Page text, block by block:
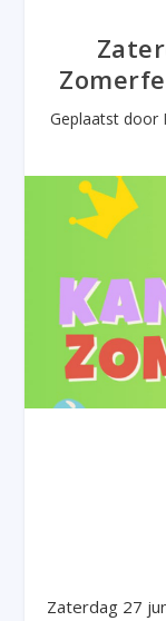
Geplaatst door
Zaterdag 27